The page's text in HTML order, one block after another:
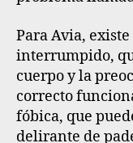
Para Avia,
interrumpido,
cuerpo y la
correcto
fóbica, que
delirante de